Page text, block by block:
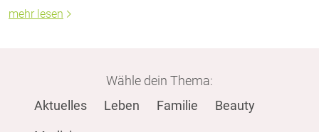
mehr lesen
Wähle dein Thema:
Aktuelles
Leben Familie Beauty